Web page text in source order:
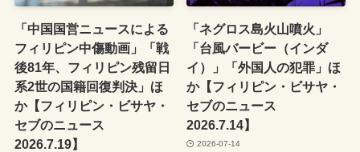
「中国国営ニュースによる
フィリピン中傷動画」「戦
後81年、フィリピン残留日
系2世の国籍回復判決」ほ
か【フィリピン・ビサヤ・
セブのニュース
2026.7.19】
「ネグロス島火山噴火」
「台風バービー（インダ
イ）」「外国人の犯罪」ほ
か【フィリピン・ビサヤ・
セブのニュース
2026.7.14】
2026-07-14